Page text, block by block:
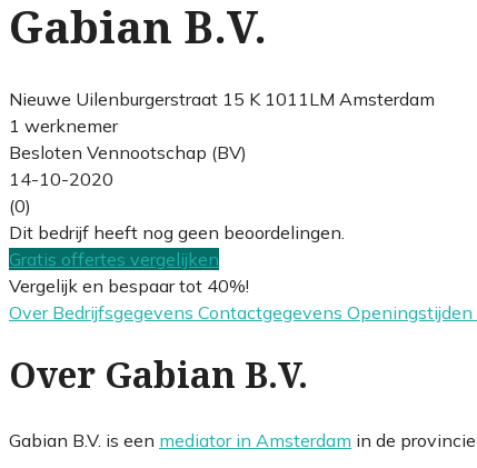
Gabian B.V.
Nieuwe Uilenburgerstraat 15 K 1011LM Amsterdam
1 werknemer
Besloten Vennootschap (BV)
14-10-2020
(0)
Dit bedrijf heeft nog geen beoordelingen.
Gratis offertes vergelijken
Vergelijk en bespaar tot 40%!
Over Bedrijfsgegevens Contactgegevens Openingstijden
Over Gabian B.V.
Gabian B.V. is een mediator in Amsterdam in de provincie